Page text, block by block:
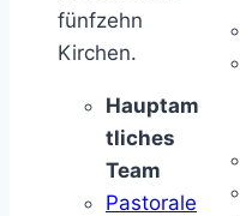
fünfzehn
Kirchen.
Hauptam
tliches
Team
Pastorale